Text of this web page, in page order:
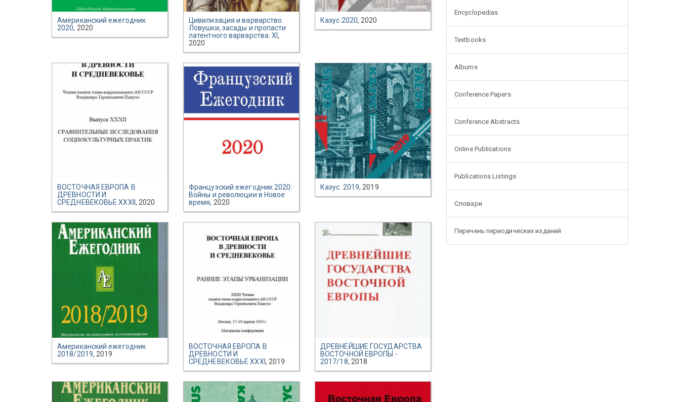
Американский ежегодник
2020, 2020
Цивилизация и варварство.
Ловушки, засады и пропасти
латентного варварства. XI,
2020
Казус.2020, 2020
ВОСТОЧНАЯ ЕВРОПА В
ДРЕВНОСТИ И
СРЕДНЕВЕКОВЬЕ XXXII , 2020
Французский ежегодник 2020:
Войны и революции в Новое
время, 2020
Казус. 2019, 2019
Американский ежегодник
2018/2019, 2019
ВОСТОЧНАЯ ЕВРОПА В
ДРЕВНОСТИ И
СРЕДНЕВЕКОВЬЕ XXXI, 2019
ДРЕВНЕЙШИЕ ГОСУДАРСТВА
ВОСТОЧНОЙ ЕВРОПЫ -
2017/18, 2018
Encyclopedias
Textbooks
Albums
Conference Papers
Conference Abstracts
Online Publications
Publications Listings
Словари
Перечень периодических изданий